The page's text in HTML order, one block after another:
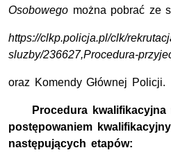
Osobowego można pobrać ze
https://clkp.policja.pl/clk/
sluzby/236627,Procedura-
oraz Komendy Głównej Policji.
Procedura
postępowaniem
następujących etapów: